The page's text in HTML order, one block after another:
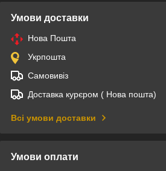
Умови доставки
Нова Пошта
Укрпошта
Самовивіз
Доставка курєром ( Нова пошта)
Всі умови доставки
Умови оплати